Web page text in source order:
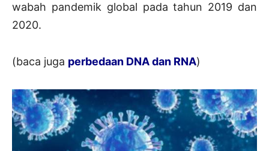
wabah pandemik global pada tahun 2019 dan
2020.
(baca juga perbedaan DNA dan RNA)